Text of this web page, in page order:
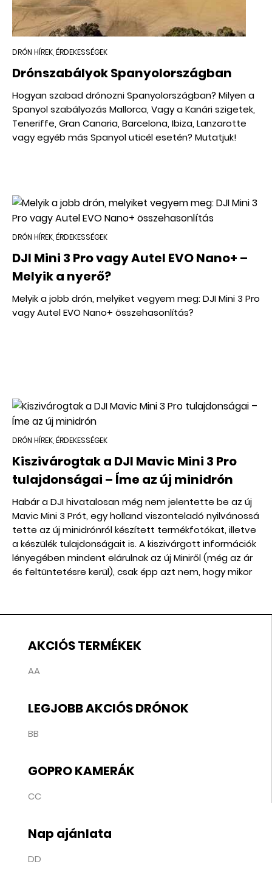
DRÓN HÍREK, ÉRDEKESSÉGEK
Drónszabályok Spanyolországban
Hogyan szabad drónozni Spanyolországban? Milyen a
Spanyol szabályozás Mallorca, Vagy a Kanári szigetek,
Teneriffe, Gran Canaria, Barcelona, Ibiza, Lanzarotte
vagy egyéb más Spanyol uticél esetén? Mutatjuk!
DRÓN HÍREK, ÉRDEKESSÉGEK
DJI Mini 3 Pro vagy Autel EVO Nano+ –
Melyik a nyerő?
Melyik a jobb drón, melyiket vegyem meg: DJI Mini 3 Pro
vagy Autel EVO Nano+ összehasonlítás?
DRÓN HÍREK, ÉRDEKESSÉGEK
Kiszivárogtak a DJI Mavic Mini 3 Pro
tulajdonságai – Íme az új minidrón
Habár a DJI hivatalosan még nem jelentette be az új
Mavic Mini 3 Prót, egy holland viszonteladó nyilvánossá
tette az új minidrónról készített termékfotókat, illetve
a készülék tulajdonságait is. A kiszivárgott információk
lényegében mindent elárulnak az új Miniről (még az ár
és feltüntetésre kerül), csak épp azt nem, hogy mikor
AKCIÓS TERMÉKEK
AA
LEGJOBB AKCIÓS DRÓNOK
BB
GOPRO KAMERÁK
CC
Nap ajánlata
DD